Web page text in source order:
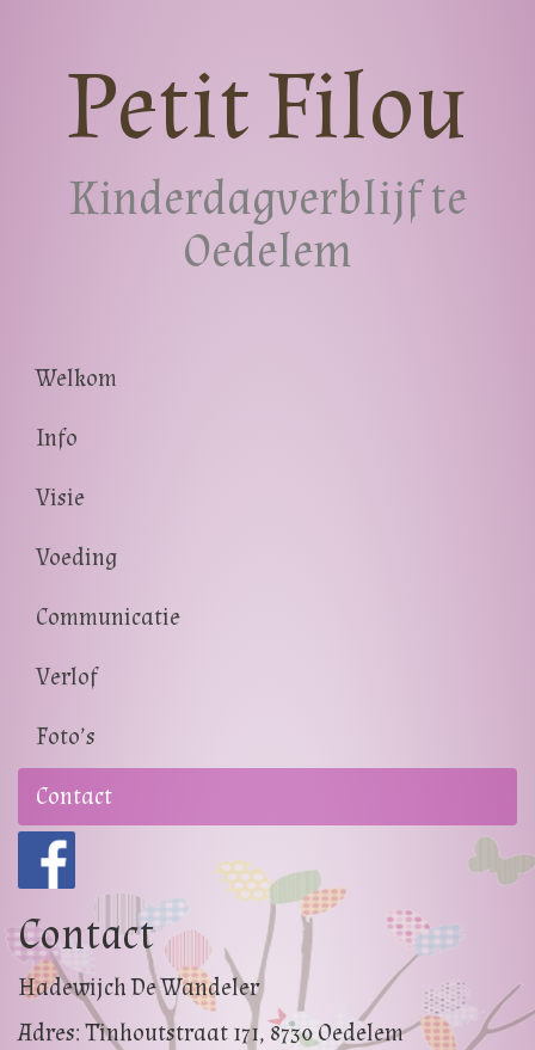
Petit Filou
Kinderdagverblijf te
Oedelem
Welkom
Info
Visie
Voeding
Communicatie
Verlof
Foto’s
Contact
Contact
Hadewijch De Wandeler
Adres: Tinhoutstraat 171, 8730 Oedelem